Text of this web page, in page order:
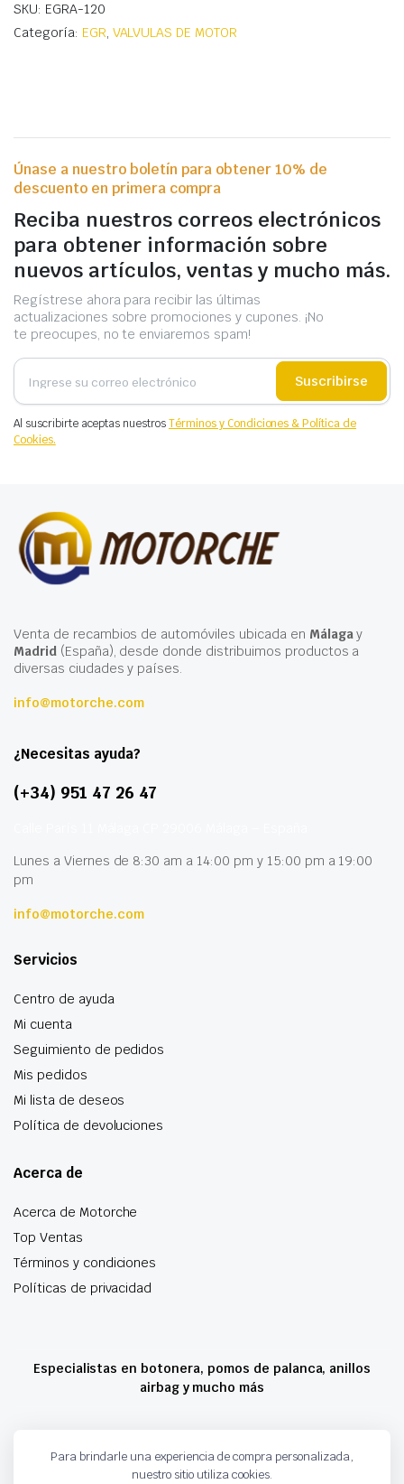
SKU: EGRA-120
Categoría: EGR, VALVULAS DE MOTOR
Únase a nuestro boletín para obtener 10% de
descuento en primera compra
Reciba nuestros correos electrónicos
para obtener información sobre
nuevos artículos, ventas y mucho más.
Regístrese ahora para recibir las últimas
actualizaciones sobre promociones y cupones. ¡No
te preocupes, no te enviaremos spam!
Suscribirse
Al suscribirte aceptas nuestrosTérminos y Condiciones & Política de
Cookies.
Venta de recambios de automóviles ubicada en Málagay
Madrid(España), desde donde distribuimos productos a
diversas ciudades y países.
info@motorche.com
¿Necesitas ayuda?
(+34) 951 47 26 47
Lunes a Viernes de 8:30 am a 14:00 pm y 15:00 pm a 19:00
pm
info@motorche.com
Servicios
Centro de ayuda
Mi cuenta
Seguimiento de pedidos
Mis pedidos
Mi lista de deseos
Política de devoluciones
Acerca de
Acerca de Motorche
Top Ventas
Términos y condiciones
Políticas de privacidad
Especialistas en botonera, pomos de palanca, anillos
airbag y mucho más
Copyright 2024 © Motorche Autoparts. Todos los derechos reservados
Para brindarle una experiencia de compra personalizada,
nuestro sitio utiliza cookies.